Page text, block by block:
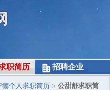
职简历 招聘企业
德个人求职简历 > 公甜舒求职简